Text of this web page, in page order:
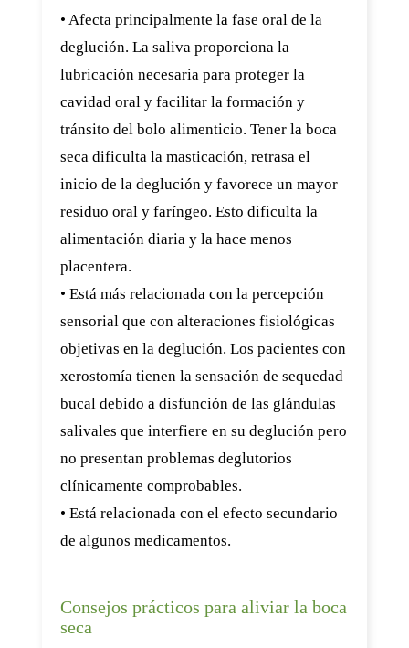
• Afecta principalmente la fase oral de la
deglución. La saliva proporciona la
lubricación necesaria para proteger la
cavidad oral y facilitar la formación y
tránsito del bolo alimenticio. Tener la boca
seca dificulta la masticación, retrasa el
inicio de la deglución y favorece un mayor
residuo oral y faríngeo. Esto dificulta la
alimentación diaria y la hace menos
placentera.
• Está más relacionada con la percepción
sensorial que con alteraciones fisiológicas
objetivas en la deglución. Los pacientes con
xerostomía tienen la sensación de sequedad
bucal debido a disfunción de las glándulas
salivales que interfiere en su deglución pero
no presentan problemas deglutorios
clínicamente comprobables.
• Está relacionada con el efecto secundario
de algunos medicamentos.
Consejos prácticos para aliviar la boca
seca